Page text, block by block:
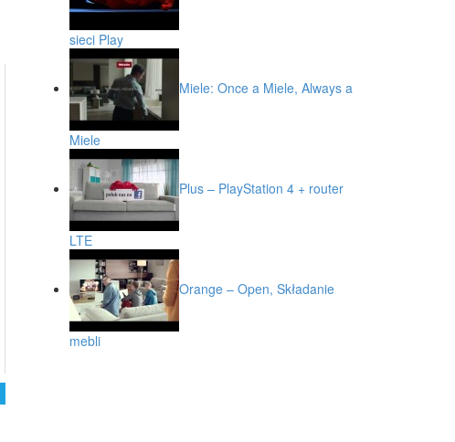
sieci Play
Miele: Once a Miele, Always a
Miele
Plus – PlayStation 4 + router
LTE
Orange – Open, Składanie
mebli